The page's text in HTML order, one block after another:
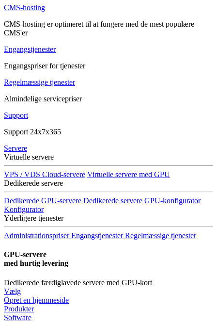
CMS-hosting
CMS-hosting er optimeret til at fungere med de mest populære
CMS'er
Engangstjenester
Engangspriser for tjenester
Regelmæssige tjenester
Almindelige servicepriser
Support
Support 24x7x365
Servere
Virtuelle servere
VPS / VDS Cloud-servere Virtuelle servere med GPU
Dedikerede servere
Dedikerede GPU-servere Dedikerede servere GPU-konfigurator
Konfigurator
Yderligere tjenester
Administrationspriser Engangstjenester Regelmæssige tjenester
GPU-servere
med hurtig levering
Dedikerede færdiglavede servere med GPU-kort
Vælg
Opret en hjemmeside
Produkter
Software